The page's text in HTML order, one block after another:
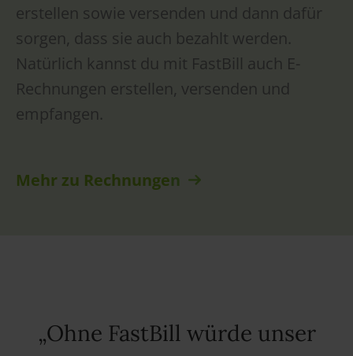
erstellen sowie versenden und dann dafür
sorgen, dass sie auch bezahlt werden.
Natürlich kannst du mit FastBill auch E-
Rechnungen erstellen, versenden und
empfangen.
Mehr zu Rechnungen
Ohne FastBill würde unser